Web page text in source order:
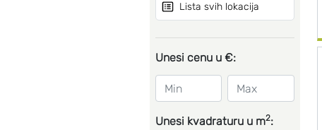
Lista svih lokacija
Unesi cenu u €:
Unesi kvadraturu u m2: